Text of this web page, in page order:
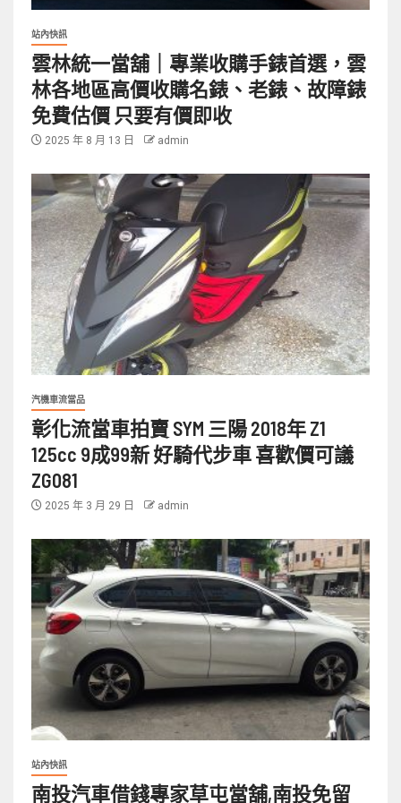
站內快訊
雲林統一當舖｜專業收購手錶首選，雲
林各地區高價收購名錶、老錶、故障錶
免費估價 只要有價即收
2025 年 8 月 13 日 admin
汽機車流當品
彰化流當車拍賣 SYM 三陽 2018年 Z1
125cc 9成99新 好騎代步車 喜歡價可議
ZG081
2025 年 3 月 29 日 admin
站內快訊
南投汽車借錢專家草屯當舖,南投免留